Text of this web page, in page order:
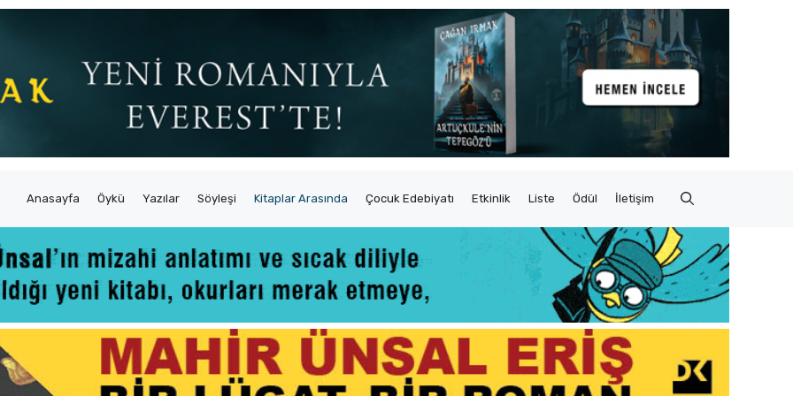
Anasayfa Öykü Yazılar Söyleşi Kitaplar Arasında Çocuk Edebiyatı Etkinlik Liste Ödül İletişim